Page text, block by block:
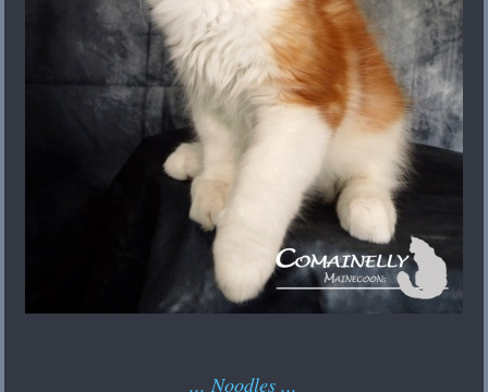
... Noodles ...